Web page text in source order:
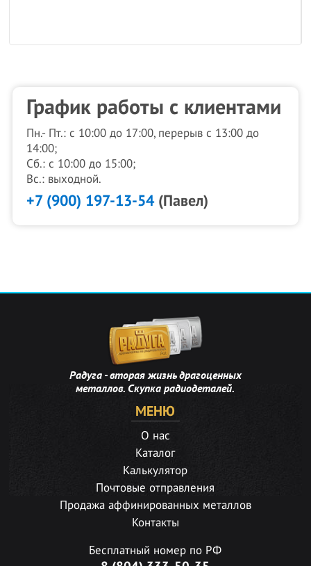
График работы с клиентами
Пн.- Пт.: с 10:00 до 17:00, перерыв с 13:00 до
14:00;
Сб.: с 10:00 до 15:00;
Вс.: выходной.
+7 (900) 197-13-54(Павел)
Радуга - вторая жизнь драгоценных
металлов. Скупка радиодеталей.
МЕНЮ
О нас
Каталог
Калькулятор
Почтовые отправления
Продажа аффинированных металлов
Контакты
Бесплатный номер по РФ